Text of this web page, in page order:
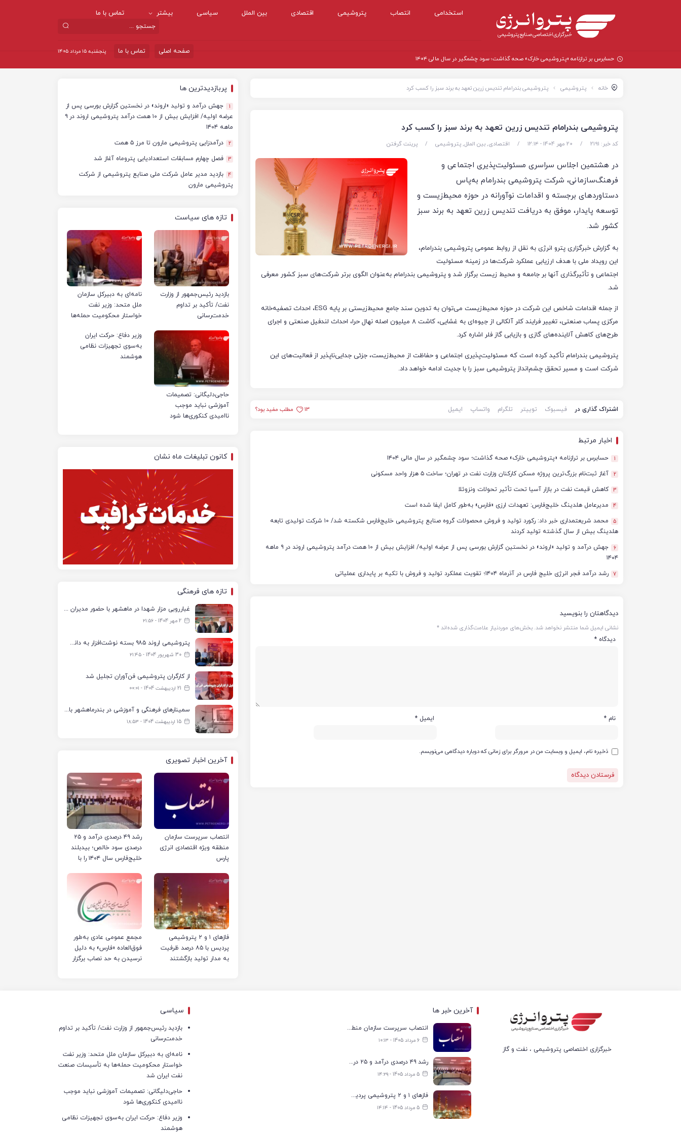
استخدامی انتصاب پتروشیمی اقتصادی بین الملل سیاسی بیشتر تماس با ما
پنجشنبه ۱۵ مرداد ۱۴۰۵ تماس با ما
صفحه اصلی
حسابرس بر ترازنامه «پتروشیمی خارک» صحه گذاشت؛ سود چشمگیر در سال مالی ۱۴۰۴
خانه پتروشیمی پتروشیمی بندرامام تندیس زرین تعهد به برند سبز را کسب کرد
پتروشیمی بندرامام تندیس زرین تعهد به برند سبز را کسب کرد
کد خبر: 2191 / 20 مهر 1404 - ۱۲:۱۴ / اقتصادی, بین الملل, پتروشیمی / پرینت گرفتن
در هشتمین اجلاس سراسری مسئولیت‌پذیری اجتماعی و
فرهنگ‌سازمانی، شرکت پتروشیمی بندرامام به‌پاس
دستاوردهای برجسته و اقدامات نوآورانه در حوزه محیط‌زیست و
توسعه پایدار، موفق به دریافت تندیس زرین تعهد به برند سبز
کشور شد.
به گزارش خبرگزاری پترو انرژی به نقل از روابط‌ عمومی پتروشیمی بندرامام،
این رویداد ملی با هدف ارزیابی عملکرد شرکت‌ها در زمینه مسئولیت
اجتماعی و تأثیرگذاری آنها بر جامعه و محیط زیست برگزار شد و پتروشیمی بندرامام به‌عنوان الگوی برتر شرکت‌های سبز کشور معرفی
شد.
از جمله اقدامات شاخص این شرکت در حوزه محیط‌زیست می‌توان به تدوین سند جامع محیط‌زیستی بر پایه ESG، احداث تصفیه‌خانه
مرکزی پساب صنعتی، تغییر فرایند کلر آلکالی از جیوه‌ای به غشایی، کاشت ۸ میلیون اصله نهال حرا، احداث لندفیل صنعتی و اجرای
طرح‌های کاهش آلاینده‌های گازی و بازیابی گاز فلر اشاره کرد.
پتروشیمی بندرامام تأکید کرده است که مسئولیت‌پذیری اجتماعی و حفاظت از محیط‌زیست، جزئی جدایی‌ناپذیر از فعالیت‌های این
شرکت است و مسیر تحقق چشم‌انداز پتروشیمی سبز را با جدیت ادامه خواهد داد.
اشتراک گذاری در فیسبوک توییتر تلگرام واتساپ ایمیل 13 مطلب مفید بود؟
اخبار مرتبط
1 حسابرس بر ترازنامه «پتروشیمی خارک» صحه گذاشت؛ سود چشمگیر در سال مالی ۱۴۰۴
2 آغاز ثبت‌نام بزرگ‌ترین پروژه مسکن کارکنان وزارت نفت در تهران؛ ساخت ۵ هزار واحد مسکونی
3 کاهش قیمت نفت در بازار آسیا تحت تأثیر تحولات ونزوئلا
4 مدیرعامل هلدینگ خلیج‌فارس: تعهدات ارزی «فارس» به‌طور کامل ایفا شده است
5
محمد شریعتمداری خبر داد: رکورد تولید و فروش محصولات گروه صنایع پتروشیمی خلیج‌فارس شکسته شد/ ۱۰ شرکت تولیدی تابعه
هلدینگ بیش از سال گذشته تولید کردند
6
جهش درآمد و تولید «اروند» در نخستین گزارش بورسی پس از عرضه اولیه/ افزایش بیش از ۱۰ همت درآمد پتروشیمی اروند در ۹ ماهه
۱۴۰۴
7 رشد درآمد فجر انرژی خلیج فارس در آذرماه ۱۴۰۴؛ تقویت عملکرد تولید و فروش با تکیه بر پایداری عملیاتی
دیدگاهتان را بنویسید
نشانی ایمیل شما منتشر نخواهد شد. بخش‌های موردنیاز علامت‌گذاری شده‌اند*
دیدگاه *
نام * ایمیل *
ذخیره نام، ایمیل و وبسایت من در مرورگر برای زمانی که دوباره دیدگاهی می‌نویسم.
پربازدیدترین ها
1
جهش درآمد و تولید «اروند» در نخستین گزارش بورسی پس از
عرضه اولیه/ افزایش بیش از ۱۰ همت درآمد پتروشیمی اروند در ۹
ماهه ۱۴۰۴
2 درآمدزایی پتروشیمی مارون تا مرز ۵ همت
3 فصل چهارم مسابقات استعدادیابی پتروماه آغاز شد
4 بازدید مدیر عامل شرکت ملی صنایع پتروشیمی از شرکت
پتروشیمی مارون
تازه های سیاست
بازدید رئیس‌جمهور از وزارت
نفت/ تأکید بر تداوم
خدمت‌رسانی
نامه‌ای به دبیرکل سازمان
ملل متحد: وزیر نفت
خواستار محکومیت حمله‌ها
ایران شد
حاجی‌دلیگانی: تصمیمات
آموزشی نباید موجب
ناامیدی کنکوری‌ها شود
وزیر دفاع: حرکت ایران
به‌سوی تجهیزات نظامی
هوشمند
کانون تبلیغات ماه نشان
تازه های فرهنگی
غبارروبی مزار شهدا در ماهشهر با حضور مدیران پتروشیمی اروند و مسئولان شهری
2 مهر 1404 - ۲۱:۵۶
پتروشیمی اروند ۹۸۵ بسته نوشت‌افزار به دانش‌آموزان تحت پوشش کمیته امداد بندرماهشهر اهدا کرد
30 شهریور 1404 - ۲۱:۴۵
از کارگران پتروشیمی فن‌آوران تجلیل شد
21 اردیبهشت 1404 - ۰۰:۰۱
سمینارهای فرهنگی و آموزشی در بندرماهشهر با همکاری فرهنگ‌سرای پتروشیمی مارون
15 اردیبهشت 1404 - ۱۸:۵۳
آخرین اخبار تصویری
انتصاب سرپرست سازمان
منطقه ویژه اقتصادی انرژی
پارس
رشد ۴۹ درصدی درآمد و ۲۵
درصدی سود خالص؛ بیدبلند
خلیج‌فارس سال ۱۴۰۴ را با
رساند
فازهای ۱ و ۲ پتروشیمی
پردیس با ۸۵ درصد ظرفیت
به مدار تولید بازگشتند
مجمع عمومی عادی به‌طور
فوق‌العاده «فارس» به دلیل
نرسیدن به حد نصاب برگزار
خبرگزاری اختصاصی پتروشیمی ، نفت و گاز
آخرین خبر ها
انتصاب سرپرست سازمان منطقه ویژه اقتصادی انرژی پارس
6 مرداد 1405 - ۱۰:۱۳
رشد ۴۹ درصدی درآمد و ۲۵ درصدی سود خالص؛ بیدبلند خلیج‌فارس سال ۱۴۰۴ را با رکوردهای جدید به پایان رساند
5 مرداد 1405 - ۱۴:۲۹
فازهای ۱ و ۲ پتروشیمی پردیس با ۸۵ درصد ظرفیت به مدار تولید بازگشتند
5 مرداد 1405 - ۱۴:۱۴
سیاسی
بازدید رئیس‌جمهور از وزارت نفت/ تأکید بر تداوم
خدمت‌رسانی
نامه‌ای به دبیرکل سازمان ملل متحد: وزیر نفت
خواستار محکومیت حمله‌ها به تأسیسات صنعت
نفت ایران شد
حاجی‌دلیگانی: تصمیمات آموزشی نباید موجب
ناامیدی کنکوری‌ها شود
وزیر دفاع: حرکت ایران به‌سوی تجهیزات نظامی
هوشمند